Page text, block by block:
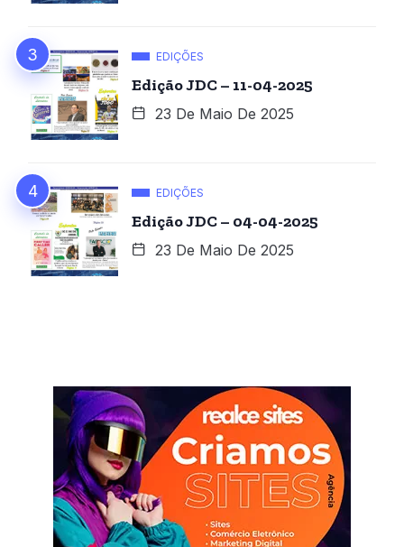
EDIÇÕES
Edição JDC – 11-04-2025
23 De Maio De 2025
EDIÇÕES
Edição JDC – 04-04-2025
23 De Maio De 2025